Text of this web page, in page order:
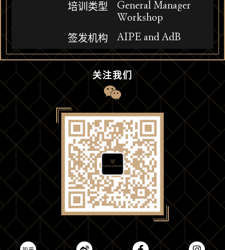
培训类型
General Manager
Workshop
签发机构 AIPE and AdB
关注我们